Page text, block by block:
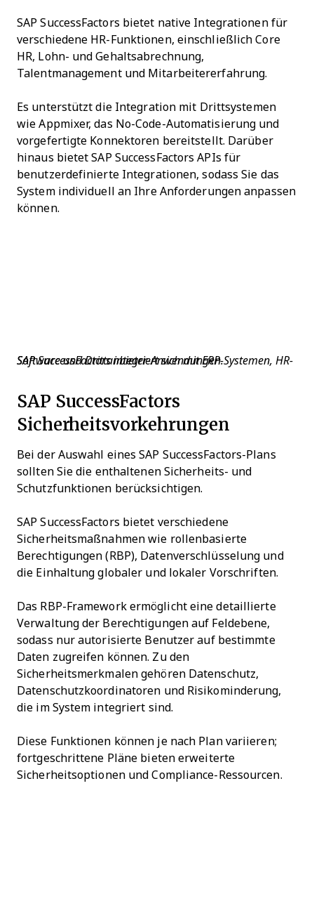
SAP SuccessFactors bietet native Integrationen für
verschiedene HR-Funktionen, einschließlich Core
HR, Lohn- und Gehaltsabrechnung,
Talentmanagement und Mitarbeitererfahrung.
Es unterstützt die Integration mit Drittsystemen
wie Appmixer, das No-Code-Automatisierung und
vorgefertigte Konnektoren bereitstellt. Darüber
hinaus bietet SAP SuccessFactors APIs für
benutzerdefinierte Integrationen, sodass Sie das
System individuell an Ihre Anforderungen anpassen
können.
SAP SuccessFactors integriert sich mit ERP-Systemen, HR-Software und Drittanbieter-Anwendungen.
SAP SuccessFactors
Sicherheitsvorkehrungen
Bei der Auswahl eines SAP SuccessFactors-Plans
sollten Sie die enthaltenen Sicherheits- und
Schutzfunktionen berücksichtigen.
SAP SuccessFactors bietet verschiedene
Sicherheitsmaßnahmen wie rollenbasierte
Berechtigungen (RBP), Datenverschlüsselung und
die Einhaltung globaler und lokaler Vorschriften.
Das RBP-Framework ermöglicht eine detaillierte
Verwaltung der Berechtigungen auf Feldebene,
sodass nur autorisierte Benutzer auf bestimmte
Daten zugreifen können. Zu den
Sicherheitsmerkmalen gehören Datenschutz,
Datenschutzkoordinatoren und Risikominderung,
die im System integriert sind.
Diese Funktionen können je nach Plan variieren;
fortgeschrittene Pläne bieten erweiterte
Sicherheitsoptionen und Compliance-Ressourcen.